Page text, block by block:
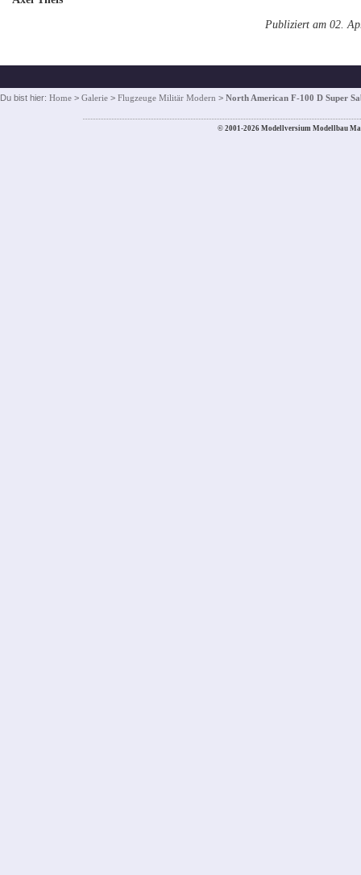
Publiziert am 02.
Du bist hier: Home > Galerie > Flugzeuge Militär Modern > North American F-100 D Super
© 2001-2026 Modellversium Modellbau